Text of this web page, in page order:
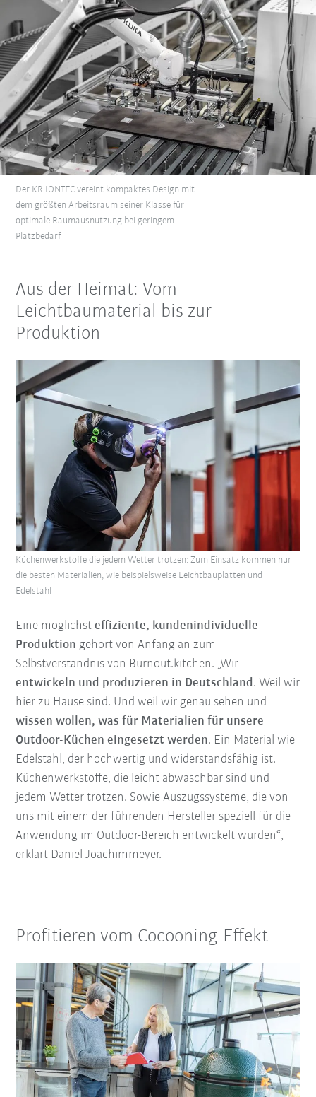
Der KR IONTEC vereint kompaktes Design mit
dem größten Arbeitsraum seiner Klasse für
optimale Raumausnutzung bei geringem
Platzbedarf
Aus der Heimat: Vom
Leichtbaumaterial bis zur
Produktion
Eine möglichsteffiziente, kundenindividuelle
Produktion gehört von Anfang an zum
Selbstverständnis von Burnout.kitchen. „Wir
entwickeln und produzieren in Deutschland. Weil wir
hier zu Hause sind. Und weil wir genau sehen und
wissen wollen, was für Materialien für unsere
Outdoor-Küchen eingesetzt werden. Ein Material wie
Edelstahl, der hochwertig und widerstandsfähig ist.
Küchenwerkstoffe, die leicht abwaschbar sind und
jedem Wetter trotzen. Sowie Auszugssysteme, die von
uns mit einem der führenden Hersteller speziell für die
Anwendung im Outdoor-Bereich entwickelt wurden“,
erklärt Daniel Joachimmeyer.
Küchenwerkstoffe die jedem Wetter trotzen: Zum Einsatz kommen nur
die besten Materialien, wie beispielsweise Leichtbauplatten und
Edelstahl
Profitieren vom Cocooning-Effekt